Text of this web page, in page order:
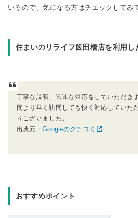
いるので、気になる方はチェックしてみ
住まいのリライフ飯田橋店を利用し
丁寧な説明、迅速な対応をしていただき
間より早く訪問しても快く対応していた
うございました。
出典元： Googleのクチコミ
おすすめポイント